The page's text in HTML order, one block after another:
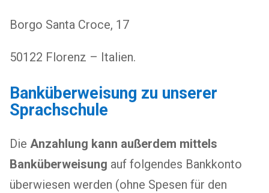
Borgo Santa Croce, 17
50122 Florenz – Italien.
Banküberweisung zu unserer
Sprachschule
Die Anzahlung kann außerdem mittels
Banküberweisung auf folgendes Bankkonto
überwiesen werden (ohne Spesen für den